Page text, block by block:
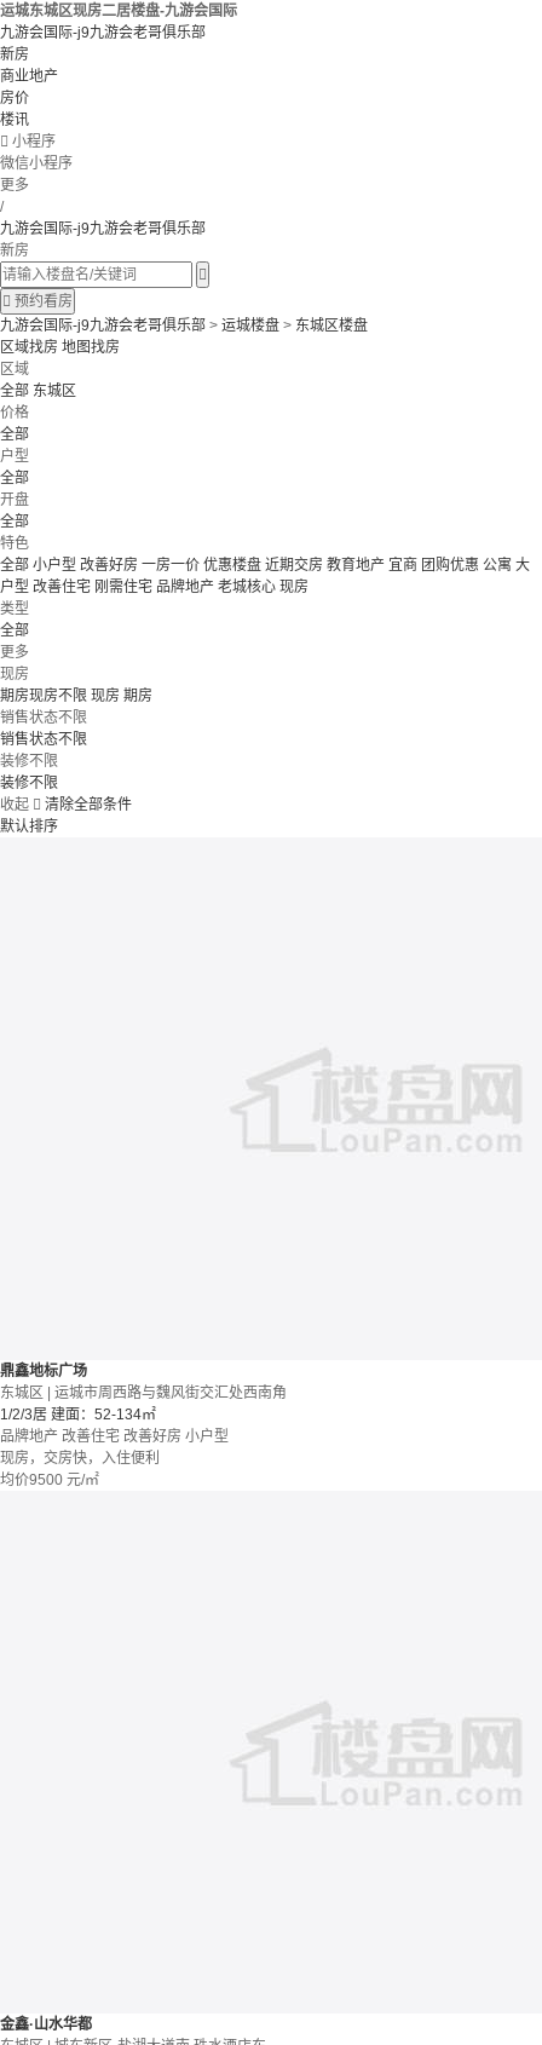
运城东城区现房二居楼盘-九游会国际
九游会国际-j9九游会老哥俱乐部
新房
商业地产
房价
楼讯
 小程序
微信小程序
更多
/
九游会国际-j9九游会老哥俱乐部
新房

 预约看房
九游会国际-j9九游会老哥俱乐部 > 运城楼盘 > 东城区楼盘
区域找房 地图找房
区域
全部 东城区
价格
全部
户型
全部
开盘
全部
特色
全部 小户型 改善好房 一房一价 优惠楼盘 近期交房 教育地产 宜商 团购优惠 公寓 大
户型 改善住宅 刚需住宅 品牌地产 老城核心 现房
类型
全部
更多
现房
期房现房不限 现房 期房
销售状态不限
销售状态不限
装修不限
装修不限
收起  清除全部条件
默认排序
鼎鑫地标广场
东城区 | 运城市周西路与魏风街交汇处西南角
1/2/3居 建面：52-134㎡
品牌地产 改善住宅 改善好房 小户型
现房，交房快，入住便利
均价9500 元/㎡
金鑫·山水华都